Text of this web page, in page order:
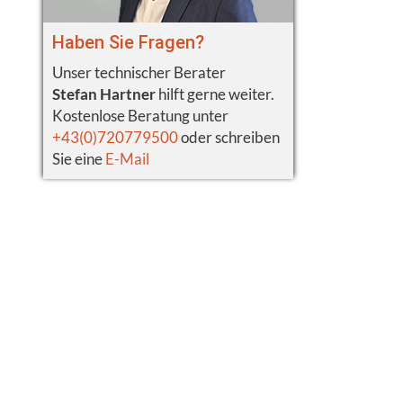
Haben Sie Fragen?
Unser technischer Berater
Stefan Hartnerhilft gerne weiter.
Kostenlose Beratung unter
+43(0)720779500oder schreiben
Sie eineE-Mail